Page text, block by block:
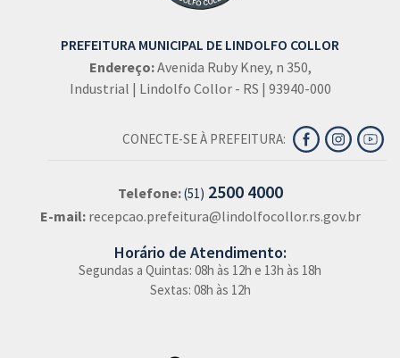
PREFEITURA MUNICIPAL DE LINDOLFO COLLOR
Endereço:Avenida Ruby Kney, n 350,
Industrial | Lindolfo Collor - RS | 93940-000
CONECTE-SE À PREFEITURA:
Telefone:(51) 2500 4000
E-mail: recepcao.prefeitura@lindolfocollor.rs.gov.br
Horário de Atendimento:
Segundas a Quintas: 08h às 12h e 13h às 18h
Sextas: 08h às 12h